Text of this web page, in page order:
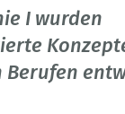
I wurden